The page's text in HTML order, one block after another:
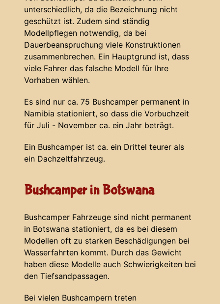
unterschiedlich, da die Bezeichnung nicht
geschützt ist. Zudem sind ständig
Modellpflegen notwendig, da bei
Dauerbeanspruchung viele Konstruktionen
zusammenbrechen. Ein Hauptgrund ist, dass
viele Fahrer das falsche Modell für Ihre
Vorhaben wählen.
Es sind nur ca. 75 Bushcamper permanent in
Namibia stationiert, so dass die Vorbuchzeit
für Juli - November ca. ein Jahr beträgt.
Ein Bushcamper ist ca. ein Drittel teurer als
ein Dachzeltfahrzeug.
Bushcamper in Botswana
Bushcamper Fahrzeuge sind nicht permanent
in Botswana stationiert, da es bei diesem
Modellen oft zu starken Beschädigungen bei
Wasserfahrten kommt. Durch das Gewicht
haben diese Modelle auch Schwierigkeiten bei
den Tiefsandpassagen.
Bei vielen Bushcampern treten